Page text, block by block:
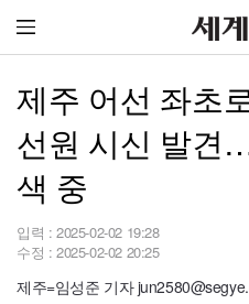
제주 어선 좌초
선원 시신 발견
색 중
입력 : 2025-02-02 19:28
수정 : 2025-02-02 20:25
제주=임성준 기자